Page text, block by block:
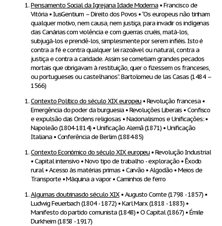
Pensamento Social da Igrejana Idade Moderna • Francisco de
Vitória • IusGentium – Direito dos Povos • “Os europeus não tinham
qualquer motivo, nem causa, nem justiça, para invadir os indígenas
das Canárias com violência e com guerras cruéis, matá-los,
subjugá-los e prendê-los, simplesmente por serem infiéis. Isto é
contra a fé e contra qualquer lei razoável ou natural, contra a
justiça e contra a caridade. Assim se cometiam grandes pecados
mortais que obrigavam à restituição, quer o fizessem os franceses,
ou portugueses ou castelhanos”. Bartolomeu de las Casas (1484 –
1566)
Contexto Político do século XIX europeu• Revolução francesa •
Emergência do poder da burguesia • Revoluções Liberais • Confisco
e expulsão das Ordens religiosas • Nacionalismos e Unificações: •
Napoleão (1804-1814) • Unificação Alemã (1871) • Unificação
Italiana • Conferência de Berlim (1884-85)
Contexto Económico do século XIX europeu• Revolução Industrial
• Capital intensivo • Novo tipo de trabalho - exploração • Êxodo
rural • Acesso às matérias primas • Carvão • Algodão • Meios de
Transporte • Máquina a vapor • Caminhos de ferro
Algumas doutrinasdo século XIX• Augusto Comte (1798 - 1857) •
Ludwig Feuerbach (1804 - 1872) • Karl Marx (1818 - 1883) •
Manifesto do partido comunista (1848) • O Capital (1867) • Émile
Durkheim (1858 - 1917)